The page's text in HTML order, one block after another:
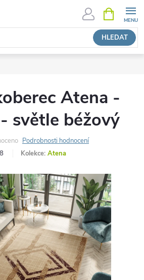
HLEDAT
NÁKUPNÍ
KOŠÍK
Atena -
světle béžový
Podrobnosti hodnocení
Kolekce: Atena